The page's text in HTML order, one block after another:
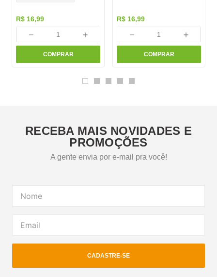
R$ 16,99
＋
－
COMPRAR
R$ 16,99
＋
－
COMPRAR
RECEBA MAIS NOVIDADES E
PROMOÇÕES
A gente envia por e-mail pra você!
CADASTRE-SE